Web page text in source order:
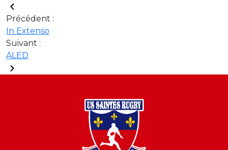
Précédent :
In Extenso
Suivant :
ALED